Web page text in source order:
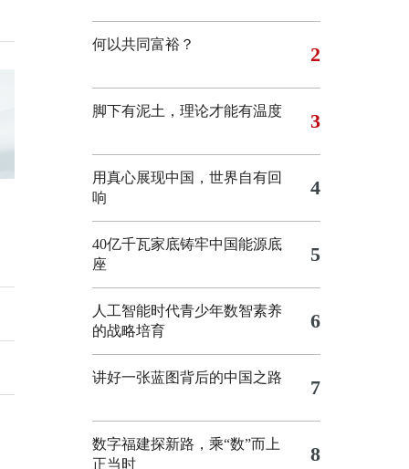
何以共同富裕？ 2
脚下有泥土，理论才能有温度 3
用真心展现中国，世界自有回
响
4
40亿千瓦家底铸牢中国能源底
座
5
人工智能时代青少年数智素养
的战略培育
6
讲好一张蓝图背后的中国之路 7
数字福建探新路，乘“数”而上
正当时
8